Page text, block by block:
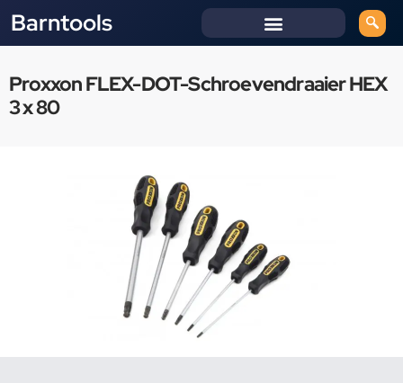
Barntools
Proxxon FLEX-DOT-Schroevendraaier HEX
3 x 80